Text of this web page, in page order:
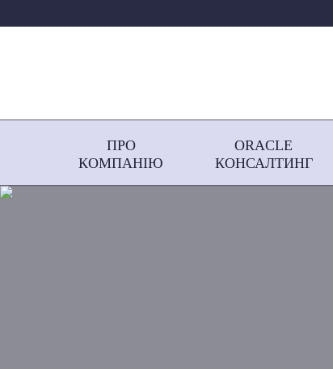
ПРО
КОМПАНІЮ
ORACLE
КОНСАЛТИНГ